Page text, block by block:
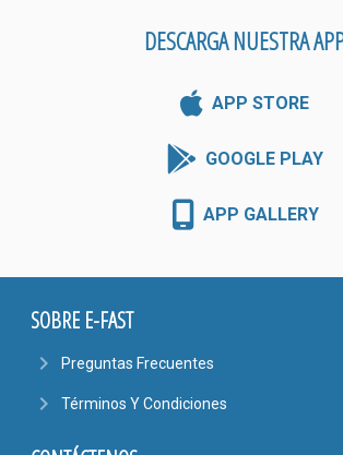
DESCARGA NUESTRA
APP STORE
GOOGLE PLAY
APP GALLERY
SOBRE E-FAST
navigate_next Preguntas Frecuentes
navigate_next Términos Y Condiciones